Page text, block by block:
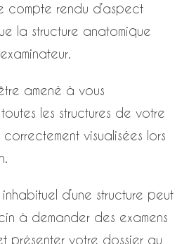
compte rendu d’aspect
la structure anatomique
amené à vous
les structures de votre
visualisées lors
d’une structure peut
à demander des examens
présenter votre dossier au